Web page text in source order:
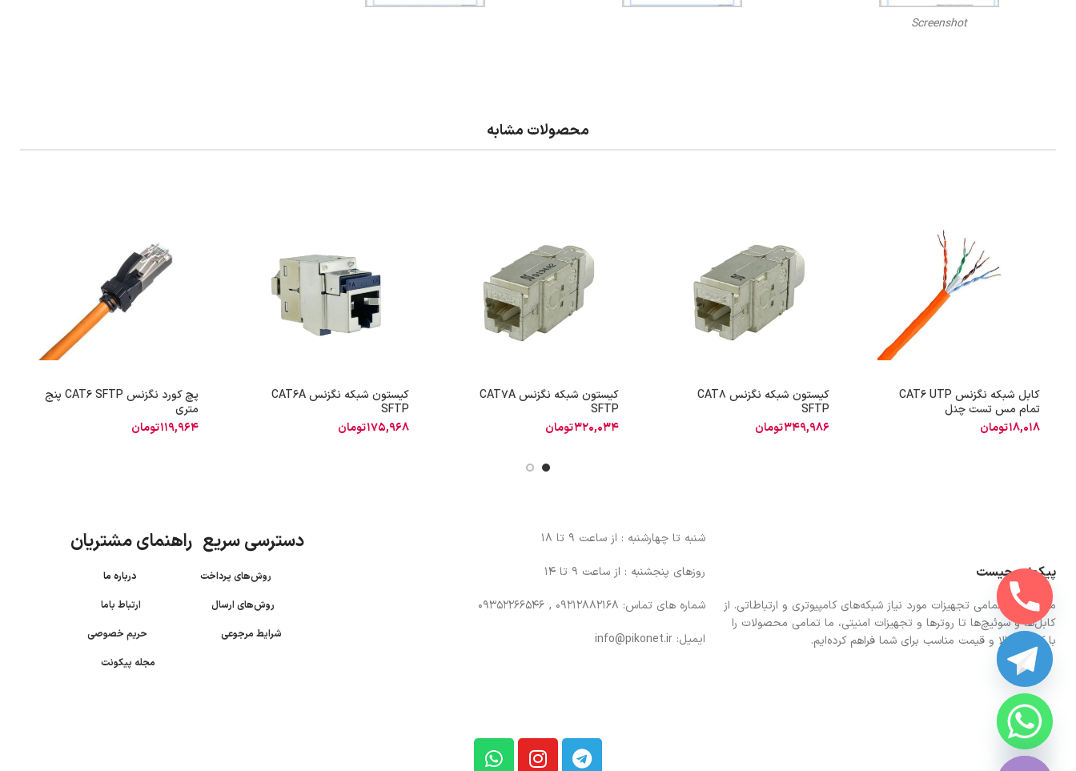
Screenshot
محصولات مشابه
کابل شبکه نگزنس CAT6 UTP
تمام مس تست چنل
18,018تومان
کیستون شبکه نگزنس CAT8
SFTP
349,986تومان
کیستون شبکه نگزنس CAT7A
SFTP
320,034تومان
کیستون شبکه نگزنس CAT6A
SFTP
175,968تومان
پچ کورد نگزنس CAT6 SFTP پنج
متری
119,964تومان
پیکونت چیست
ما در اینجا تمامی تجهیزات مورد نیاز شبکه‌های کامپیوتری و ارتباطاتی. از
کابل‌ها و سوئیچ‌ها تا روترها و تجهیزات امنیتی، ما تمامی محصولات را
با کیفیت بالا و قیمت مناسب برای شما فراهم کرده‌ایم.
شنبه تا چهارشنبه : از ساعت 9 تا 18
روزهای پنجشنبه : از ساعت 9 تا 14
شماره های تماس: 09212882168 , 09352266546
ایمیل: info@pikonet.ir
دسترسی سریع راهنمای مشتریان
روش‌های پرداختدرباره ما
روش‌های ارسال
ارتباط باما
شرایط مرجوعی
حریم خصوصی
مجله پیکونت
HIDE
CHATY